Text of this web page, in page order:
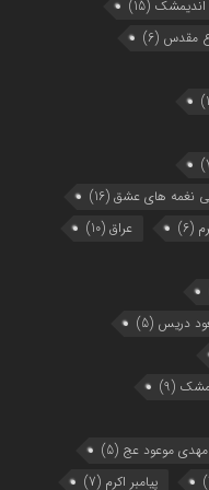
اندیمشک (15)
مقدس (6)
نغمه های عشق (16)
(6) عراق (10)
دریس (5)
(9)
موعود عج (5)
پیامبر اکرم (7)